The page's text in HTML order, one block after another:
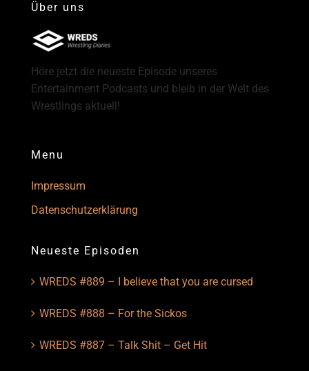
Über uns
Höre jetzt die neueste Episode unseres
Entertainment Podcasts und bleib in der Welt des
Wrestlings aktuell!
Menu
Impressum
Datenschutzerklärung
Neueste Episoden
WREDS #889 – I believe that you are cursed
WREDS #888 – For the Sickos
WREDS #887 – Talk Shit – Get Hit